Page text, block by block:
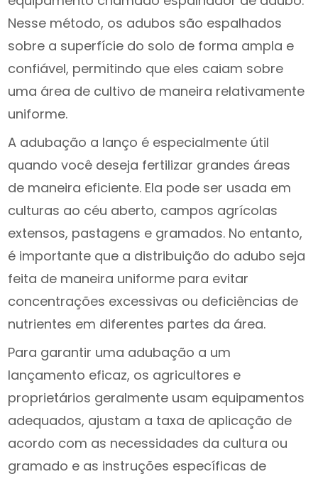
Nesse método, os adubos são espalhados
sobre a superfície do solo de forma ampla e
confiável, permitindo que eles caiam sobre
uma área de cultivo de maneira relativamente
uniforme.
A adubação a lanço é especialmente útil
quando você deseja fertilizar grandes áreas
de maneira eficiente. Ela pode ser usada em
culturas ao céu aberto, campos agrícolas
extensos, pastagens e gramados. No entanto,
é importante que a distribuição do adubo seja
feita de maneira uniforme para evitar
concentrações excessivas ou deficiências de
nutrientes em diferentes partes da área.
Para garantir uma adubação a um
lançamento eficaz, os agricultores e
proprietários geralmente usam equipamentos
adequados, ajustam a taxa de aplicação de
acordo com as necessidades da cultura ou
gramado e as instruções específicas de